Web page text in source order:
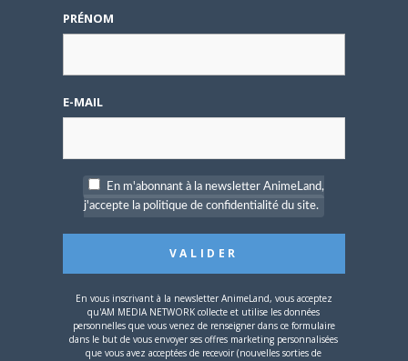
Habitué
Citation (Cielago)
Mais sans la coiffure débile,
Ha la! Ca va beaucoup mieux parce que le
coup des cheveux multicolores merci
(d’ailleurs plutôt sympa le palmier sur la
Yorkshires…)
jhudson LE25 MAI 2008 À 19 H 23 MIN
faire un film live de Dragon ball tout en
PRÉNOM
E-MAIL
En m'abonnant à la newsletter AnimeLand,
j'accepte la politique de confidentialité du site.
En vous inscrivant à la newsletter AnimeLand, vous acceptez
qu'AM MEDIA NETWORK collecte et utilise les données
personnelles que vous venez de renseigner dans ce formulaire
dans le but de vous envoyer ses offres marketing personnalisées
que vous avez acceptées de recevoir (nouvelles sorties de